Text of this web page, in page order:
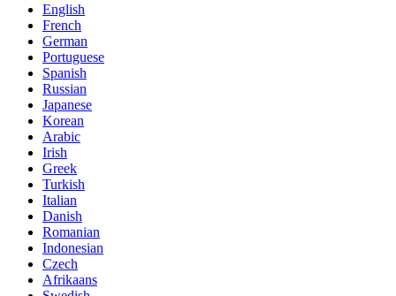
English
French
German
Portuguese
Spanish
Russian
Japanese
Korean
Arabic
Irish
Greek
Turkish
Italian
Danish
Romanian
Indonesian
Czech
Afrikaans